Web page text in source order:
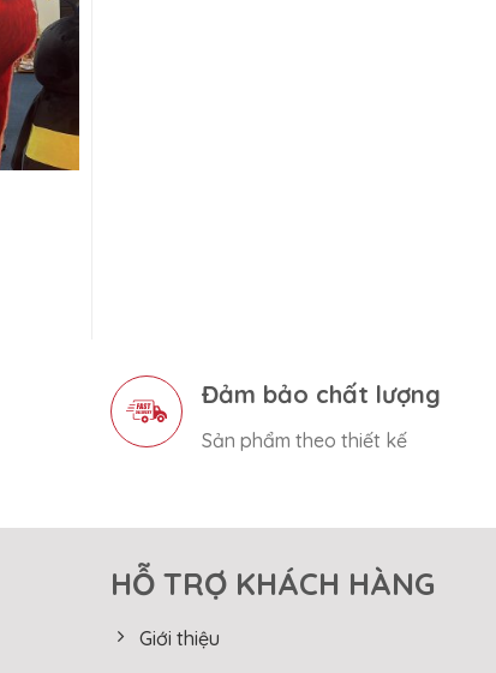
Đảm bảo chất lượng
Sản phẩm theo thiết kế
HỖ TRỢ KHÁCH HÀNG
Giới thiệu